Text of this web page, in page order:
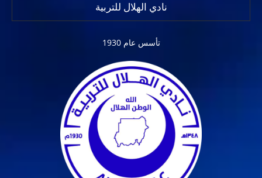
نادي الهلال للتربية
تأسس عام 1930